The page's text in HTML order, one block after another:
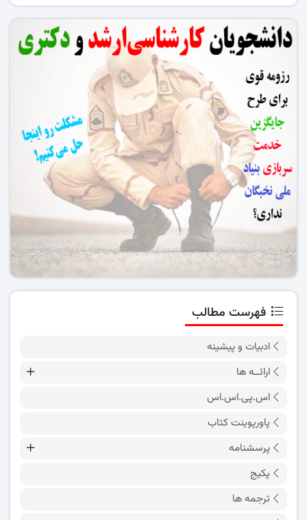
فهرست مطالب
ادبیات و پیشینه
ارائــه ها
اس.پی.اس.اس
پاورپوینت کتاب
پرسشنامه
پکیج
ترجمه ها